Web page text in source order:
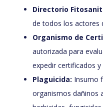
Directorio
de todos los actores
Organismo de
autorizada para
expedir certificados
Plaguicida: Insumo
organismos dañinos